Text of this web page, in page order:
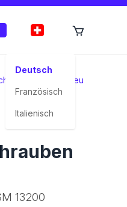
Deutsch
Französisch
Italienisch
8.8 Stahl feuerverzinkt
13200